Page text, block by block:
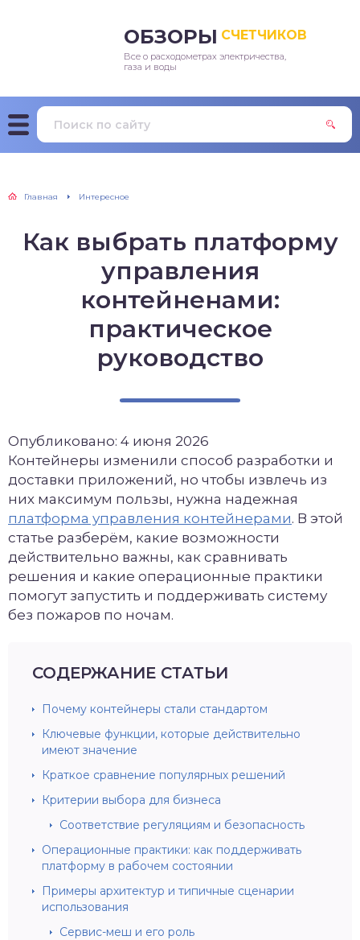
ОБЗОРЫ СЧЕТЧИКОВ
Все о расходометрах электричества,
газа и воды
Главная Интересное
Как выбрать платформу
управления
контейненами:
практическое
руководство
Опубликовано: 4 июня 2026
Контейнеры изменили способ разработки и
доставки приложений, но чтобы извлечь из
них максимум пользы, нужна надежная
платформа управления контейнерами. В этой
статье разберём, какие возможности
действительно важны, как сравнивать
решения и какие операционные практики
помогут запустить и поддерживать систему
без пожаров по ночам.
СОДЕРЖАНИЕ СТАТЬИ
Почему контейнеры стали стандартом
Ключевые функции, которые действительно
имеют значение
Краткое сравнение популярных решений
Критерии выбора для бизнеса
Соответствие регуляциям и безопасность
Операционные практики: как поддерживать
платформу в рабочем состоянии
Примеры архитектур и типичные сценарии
использования
Сервис-меш и его роль